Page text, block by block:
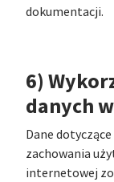
dokumentacji.
6)
danych
Dane
zachowania
internetowej